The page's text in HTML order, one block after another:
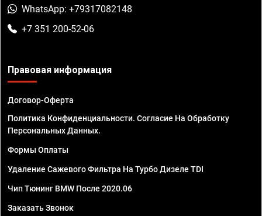
WhatsApp: +79317082148
+7 351 200-52-06
Правовая информация
Договор-Оферта
Политика Конфиденциальности. Согласие На Обработку
Персональных Данных.
Формы Оплаты
Удаление Сажевого Фильтра На Турбо Дизеле TDI
Чип Тюнинг BMW После 2020.06
Заказать Звонок